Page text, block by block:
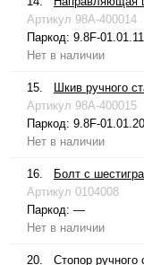
Артикул 98A-400014
Паркод: 9.8F-
Нет в наличии
15.
Шкив ручного
Артикул 98A-400015
Паркод: 9.8F-01.01.20
Нет в наличии
16.
Болт с
Артикул 0104008
Паркод: —
Нет в наличии
20. Стопор ручного